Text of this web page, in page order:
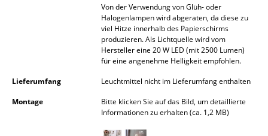
Einzelbetten
Stapelbetten
Von der Verwendung von Glüh- oder
Halogenlampen wird abgeraten, da diese zu
viel Hitze innerhalb des Papierschirms
produzieren. Als Lichtquelle wird vom
Hersteller eine 20 W LED (mit 2500 Lumen)
für eine angenehme Helligkeit empfohlen.
Lieferumfang
Leuchtmittel nicht im Lieferumfang enthalten
Montage
Bitte klicken Sie auf das Bild, um detaillierte
Informationen zu erhalten (ca. 1,2 MB)